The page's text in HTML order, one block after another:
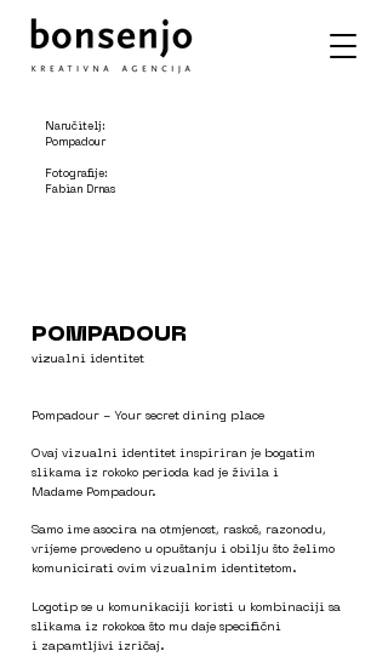
Naručitelj:
Pompadour
Fotografije:
Fabian Drnas
POMPADOUR
vizualni identitet
Pompadour - Your secret dining place
Ovaj vizualni identitet inspiriran je bogatim
slikama iz rokoko perioda kad je živila i
Madame Pompadour.
Samo ime asocira na otmjenost, raskoš, razonodu,
vrijeme provedeno u opuštanju i obilju što želimo
komunicirati ovim vizualnim identitetom.
Logotip se u komunikaciji koristi u kombinaciji sa
slikama iz rokokoa što mu daje specifični
i zapamtljivi izričaj.